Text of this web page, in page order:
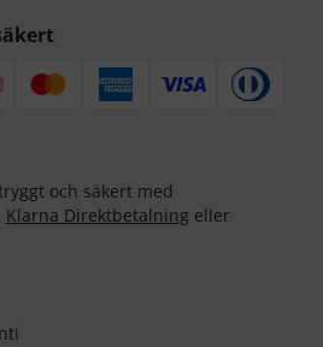
och säkert med
Klarna Direktbetalning eller